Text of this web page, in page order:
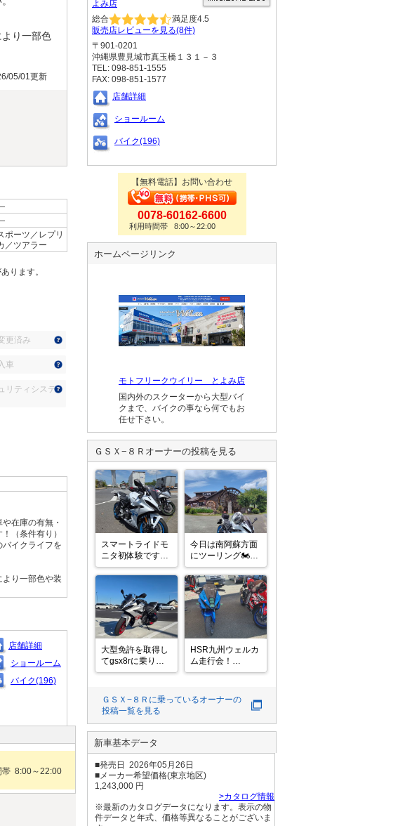
り一部色
05/01更新
ポーツ／レプリ
／ツアラー
ります。
更済み
車
リティシステ
在庫の有無・
（条件有り）
イクライフを
り一部色や装
店舗詳細
ショールーム
バイク(196)
帯 8:00～22:00
よみ店
総合
満足度4.5
販売店レビューを見る(8件)
〒901-0201
沖縄県豊見城市真玉橋１３１－３
TEL: 098-851-1555
FAX: 098-851-1577
店舗詳細
ショールーム
バイク(196)
【無料電話】お問い合わせ
0078-60162-6600
利用時間帯 8:00～22:00
ホームページリンク
モトフリークウイリー とよみ店
国内外のスクーターから大型バイ
クまで、バイクの事なら何でもお
任せ下さい。
ＧＳＸ−８Ｒ オーナーの投稿を見る
スマートライドモ
ニタ初体験です
ん～…🤔
正直、
AndroidAutoはけ
っこう煩わしいで
すね
スマホで操作しち
ゃった方が楽かな
㊗️1,000km超えま
検行ってきまーす
今日は南阿蘇方面
にツーリング🏍️💦
やっぱり暑い日は
蕎麦とかき氷です
ね👍️
大型免許を取得し
てgsx8rに乗り換
えました！！
HSR九州ウェルカ
ム走行会！
初めて走るので緊
転倒しないように
クールダウンを心
並びに
いろいろと手を入
ＧＳＸ−８Ｒ に乗っているオーナーの
投稿一覧を見る
新車基本データ
■発売日 2026年05月26日
■メーカー希望価格(東京地区)
1,243,000 円
>カタログ情報
※最新のカタログデータになります。表示の物
件データと年式、価格等異なることがございま